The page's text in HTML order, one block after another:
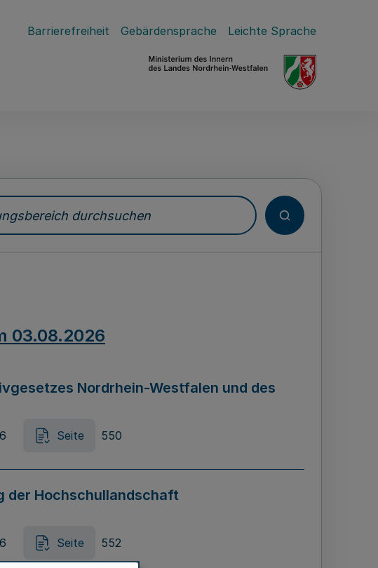
Barrierefreiheit Gebärdensprache Leichte Sprache
durchsuchen
03.08.2026
Nordrhein-Westfalen und des
Seite 550
der Hochschullandschaft
Seite 552